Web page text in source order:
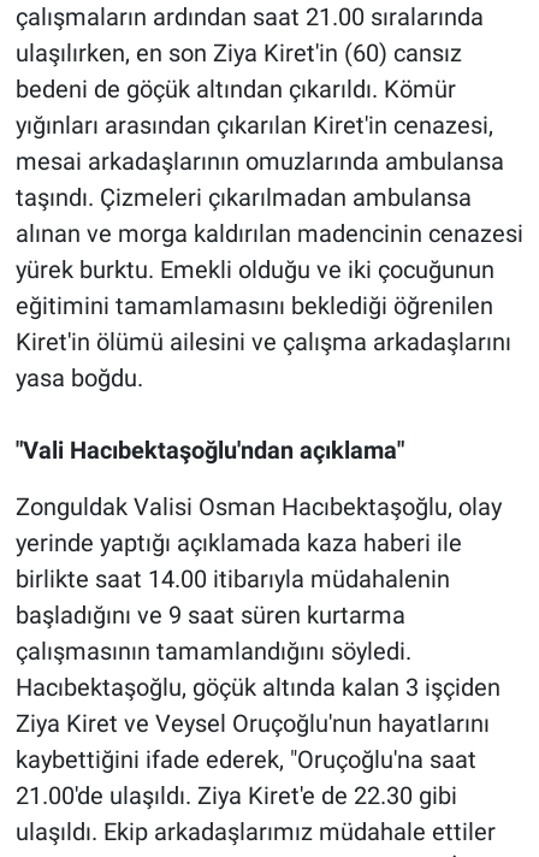
çalışmaların ardından saat 21.00 sıralarında
ulaşılırken, en son Ziya Kiret'in (60) cansız
bedeni de göçük altından çıkarıldı. Kömür
yığınları arasından çıkarılan Kiret'in cenazesi,
mesai arkadaşlarının omuzlarında ambulansa
taşındı. Çizmeleri çıkarılmadan ambulansa
alınan ve morga kaldırılan madencinin cenazesi
yürek burktu. Emekli olduğu ve iki çocuğunun
eğitimini tamamlamasını beklediği öğrenilen
Kiret'in ölümü ailesini ve çalışma arkadaşlarını
yasa boğdu.
"Vali Hacıbektaşoğlu'ndan açıklama"
Zonguldak Valisi Osman Hacıbektaşoğlu, olay
yerinde yaptığı açıklamada kaza haberi ile
birlikte saat 14.00 itibarıyla müdahalenin
başladığını ve 9 saat süren kurtarma
çalışmasının tamamlandığını söyledi.
Hacıbektaşoğlu, göçük altında kalan 3 işçiden
Ziya Kiret ve Veysel Oruçoğlu'nun hayatlarını
kaybettiğini ifade ederek, "Oruçoğlu'na saat
21.00'de ulaşıldı. Ziya Kiret'e de 22.30 gibi
ulaşıldı. Ekip arkadaşlarımız müdahale ettiler